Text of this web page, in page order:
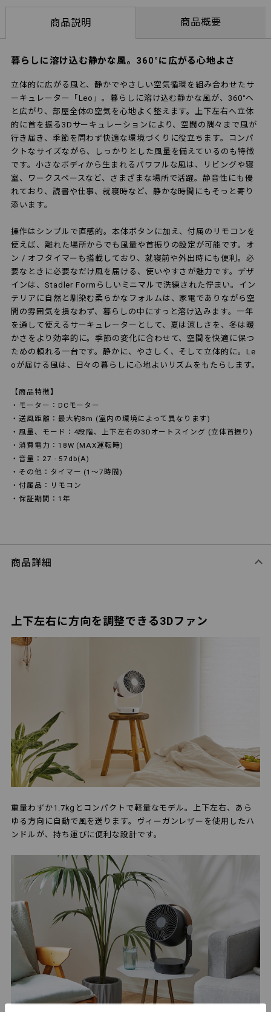
商品説明 商品概要
暮らしに溶け込む静かな風。360°に広がる心地よさ
立体的に広がる風と、静かでやさしい空気循環を組み合わせたサ
ーキュレーター「Leo」。暮らしに溶け込む静かな風が、360°へ
と広がり、部屋全体の空気を心地よく整えます。上下左右へ立体
的に首を振る3Dサーキュレーションにより、空間の隅々まで風が
行き届き、季節を問わず快適な環境づくりに役立ちます。コンパ
クトなサイズながら、しっかりとした風量を備えているのも特徴
です。小さなボディから生まれるパワフルな風は、リビングや寝
室、ワークスペースなど、さまざまな場所で活躍。静音性にも優
れており、読書や仕事、就寝時など、静かな時間にもそっと寄り
添います。
操作はシンプルで直感的。本体ボタンに加え、付属のリモコンを
使えば、離れた場所からでも風量や首振りの設定が可能です。オ
ン / オフタイマーも搭載しており、就寝前や外出時にも便利。必
要なときに必要なだけ風を届ける、使いやすさが魅力です。デザ
インは、Stadler Formらしいミニマルで洗練された佇まい。イン
テリアに自然と馴染む柔らかなフォルムは、家電でありながら空
間の雰囲気を損なわず、暮らしの中にすっと溶け込みます。一年
を通して使えるサーキュレーターとして、夏は涼しさを、冬は暖
かさをより効率的に。季節の変化に合わせて、空間を快適に保つ
ための頼れる一台です。静かに、やさしく、そして立体的に。Le
oが届ける風は、日々の暮らしに心地よいリズムをもたらします。
【商品特徴】
・モーター：DCモーター
・送風距離：最大約8m (室内の環境によって異なります)
・風量、モード：4段階、上下左右の3Dオートスイング (立体首振り)
・消費電力：18W (MAX運転時)
・音量：27 - 57db(A)
・その他：タイマー (1～7時間)
・付属品：リモコン
・保証期間：1年
商品詳細
上下左右に方向を調整できる3Dファン
重量わずか1.7kgとコンパクトで軽量なモデル。上下左右、あら
ゆる方向に自動で風を送ります。ヴィーガンレザーを使用したハ
ンドルが、持ち運びに便利な設計です。